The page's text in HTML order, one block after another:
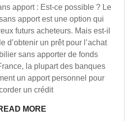
apport : Est-ce possible ? Le
apport est une option qui
futurs acheteurs. Mais est-il
d’obtenir un prêt pour l’achat
sans apporter de fonds
la plupart des banques
un apport personnel pour
un crédit
MORE